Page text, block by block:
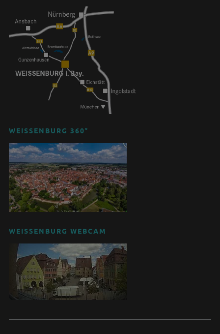
WEISSENBURG 360°
WEISSENBURG WEBCAM